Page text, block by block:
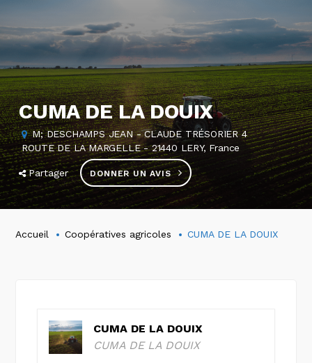
CUMA DE LA DOUIX
M; DESCHAMPS JEAN - CLAUDE TRÉSORIER 4
ROUTE DE LA MARGELLE - 21440 LERY, France
Partager DONNER UN AVIS
Accueil Coopératives agricoles CUMA DE LA DOUIX
CUMA DE LA DOUIX
CUMA DE LA DOUIX